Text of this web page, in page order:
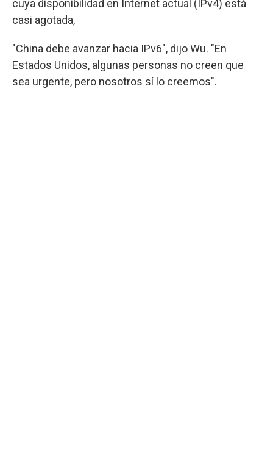
cuya disponibilidad en Internet actual (IPv4) está
casi agotada,
"China debe avanzar hacia IPv6", dijo Wu. "En
Estados Unidos, algunas personas no creen que
sea urgente, pero nosotros sí lo creemos".